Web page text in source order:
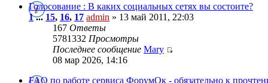
Голосование : В каких социальных сетях вы состоите?
1... 15, 16, 17 admin » 13 май 2011, 22:03
167 Ответы
5781332 Просмотры
Последнее сообщение Mary
08 мар 2026, 14:16
FAQ по работе сервиса ФорумОк - обязательно к